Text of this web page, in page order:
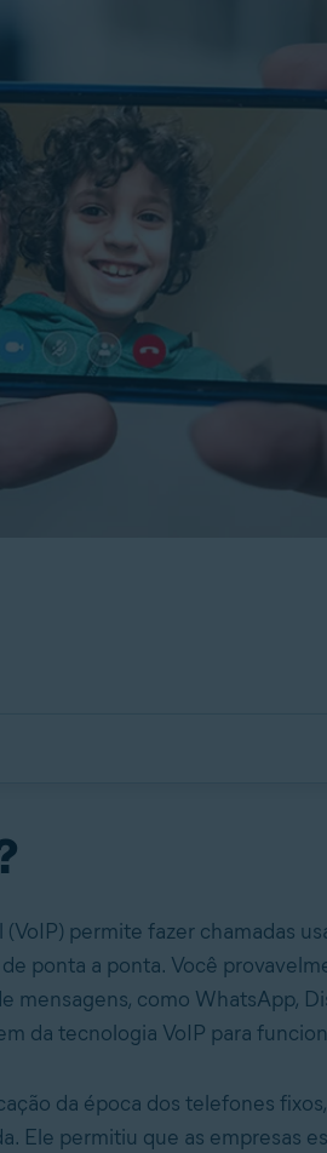
permite fazer chamadas
ponta a ponta. Você
mensagens, como WhatsApp,
da tecnologia VoIP para
da época dos telefones
Ele permitiu que as empresas